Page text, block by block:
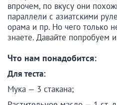
впрочем, по вкусу они
параллели с азиатскими
орама и пр. Но чего только
знаете. Давайте попробуем
Что нам понадобится:
Для теста:
Мука — 3 стакана;